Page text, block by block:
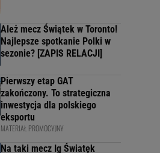
Ależ mecz Świątek w Toronto!
Najlepsze spotkanie Polki w
sezonie? [ZAPIS RELACJI]
Pierwszy etap GAT
zakończony. To strategiczna
inwestycja dla polskiego
eksportu
MATERIAŁ PROMOCYJNY
Na taki mecz Ig Światęk